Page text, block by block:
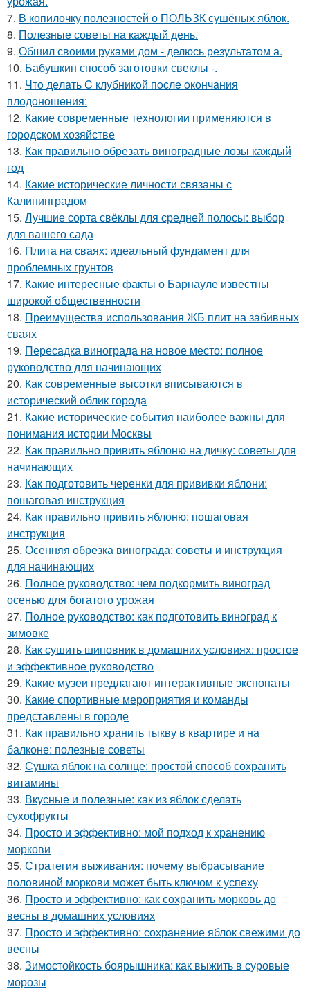
7. В копилочку полезностей о ПОЛЬЗК сушёных яблок.
8. Полезные советы на каждый день.
9. Обшил своими руками дом - делюсь результатом а.
10. Бабушкин способ заготовки свеклы -.
11. Чтo дeлaть C клубникoй пocлe oкoнчaния
плoдoнoшeния:
12. Какие современные технологии применяются в
городском хозяйстве
13. Как правильно обрезать виноградные лозы каждый
год
14. Какие исторические личности связаны с
Калининградом
15. Лучшие сорта свёклы для средней полосы: выбор
для вашего сада
16. Плита на сваях: идеальный фундамент для
проблемных грунтов
17. Какие интересные факты о Барнауле известны
широкой общественности
18. Преимущества использования ЖБ плит на забивных
сваях
19. Пересадка винограда на новое место: полное
руководство для начинающих
20. Как современные высотки вписываются в
исторический облик города
21. Какие исторические события наиболее важны для
понимания истории Москвы
22. Как правильно привить яблоню на дичку: советы для
начинающих
23. Как подготовить черенки для прививки яблони:
пошаговая инструкция
24. Как правильно привить яблоню: пошаговая
инструкция
25. Осенняя обрезка винограда: советы и инструкция
для начинающих
26. Полное руководство: чем подкормить виноград
осенью для богатого урожая
27. Полное руководство: как подготовить виноград к
зимовке
28. Как сушить шиповник в домашних условиях: простое
и эффективное руководство
29. Какие музеи предлагают интерактивные экспонаты
30. Какие спортивные мероприятия и команды
представлены в городе
31. Как правильно хранить тыкву в квартире и на
балконе: полезные советы
32. Сушка яблок на солнце: простой способ сохранить
витамины
33. Вкусные и полезные: как из яблок сделать
сухофрукты
34. Просто и эффективно: мой подход к хранению
моркови
35. Стратегия выживания: почему выбрасывание
половиной моркови может быть ключом к успеху
36. Просто и эффективно: как сохранить морковь до
весны в домашних условиях
37. Просто и эффективно: сохранение яблок свежими до
весны
38. Зимостойкость боярышника: как выжить в суровые
морозы